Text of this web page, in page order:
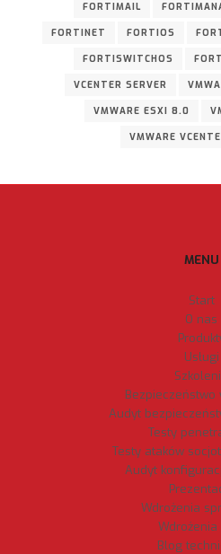
FORTIMAIL
FORTINET FORTIOS
FORTISWITCHOS
VCENTER SERVER
VMWARE ESXI 8.0
VMWARE
MENU
Start
O nas
Usługi
Bezpieczeństwo
Audyt
Testy
Testy ataków
Audyt
Wdrożenia
Wdrożenia
Blog